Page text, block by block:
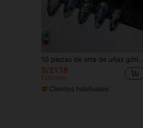
10 piezas de arte de uñas gótico retro punk hecho a mano, estilo coreano y japonés, uñas de verano, uñas postizas adhesivas, uñas, manicura francesa Y2K, estilo serie retro, regalos para mujeres, uñas postizas acrílicas reutilizables, adecuadas para uso diario para niñas
S/21.18
Estimado
Clientes habituales